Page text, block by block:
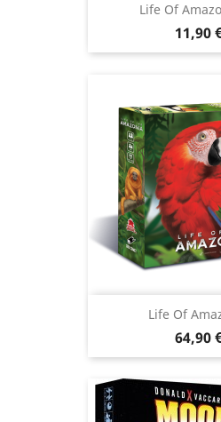
Life Of
Prix
11,90
Life Of
Prix
64,90